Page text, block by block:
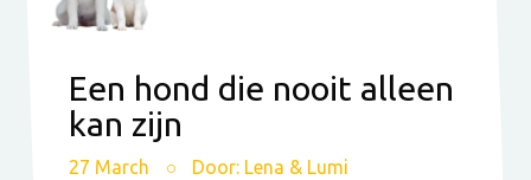
Een hond die nooit alleen
kan zijn
27 March Door: Lena & Lumi